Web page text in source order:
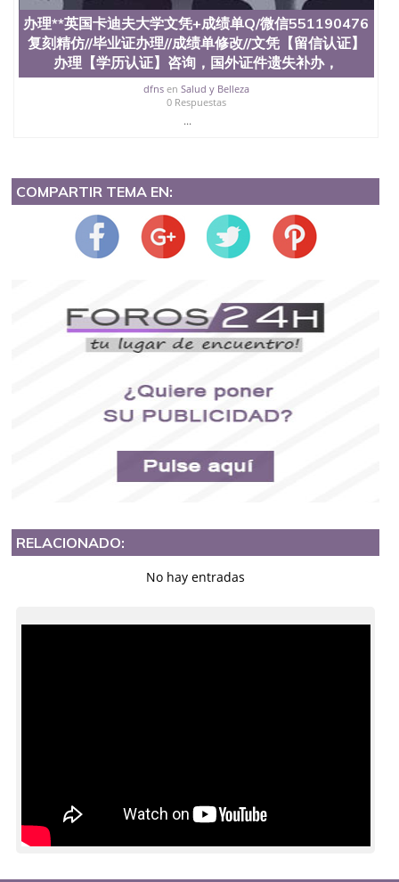
办理**英国卡迪夫大学文凭+成绩单Q/微信551190476
复刻精仿//毕业证办理//成绩单修改//文凭【留信认证】
办理【学历认证】咨询，国外证件遗失补办，
dfnsen Salud y Belleza
0 Respuestas
...
COMPARTIR TEMA EN:
RELACIONADO:
No hay entradas